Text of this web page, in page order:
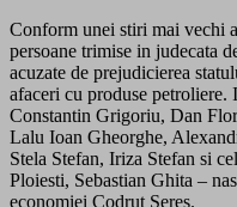
Conform unei stiri mai vechi
persoane trimise in judecata
acuzate de prejudicierea
afaceri cu produse petroliere.
Constantin Grigoriu, Dan
Lalu Ioan Gheorghe,
Stela Stefan, Iriza Stefan si
Ploiesti, Sebastian Ghita –
economiei Codrut Seres.